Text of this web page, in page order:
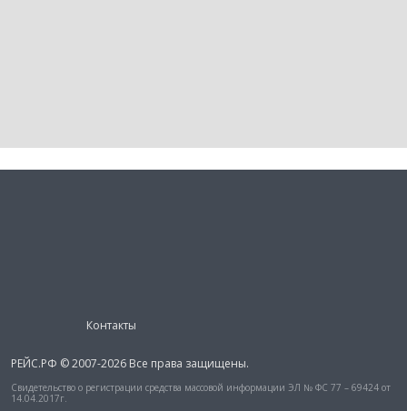
Контакты
РЕЙС.РФ © 2007-2026 Все права защищены.
Свидетельство о регистрации средства массовой информации ЭЛ № ФС 77 – 69424 от
14.04.2017г.